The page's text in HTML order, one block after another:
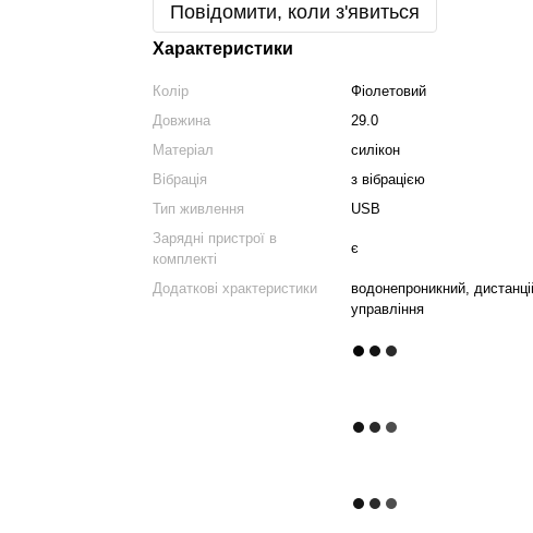
Повідомити, коли з'явиться
Характеристики
Колір
Фіолетовий
Довжина
29.0
Матеріал
силікон
Вібрація
з вібрацією
Тип живлення
USB
Зарядні пристрої в
комплекті
є
Додаткові храктеристики
водонепроникний,
управління